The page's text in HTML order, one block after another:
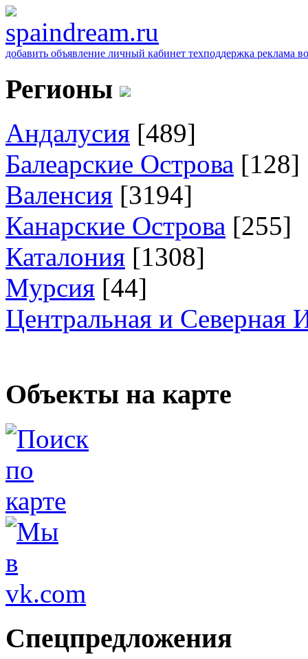
добавить объявление личный кабинет техподдержка реклама
Регионы
Андалусия [489]
Балеарские Острова [128]
Валенсия [3194]
Канарские Острова [255]
Каталония [1308]
Мурсия [44]
Центральная и Северная
Объекты на карте
Спецпредложения